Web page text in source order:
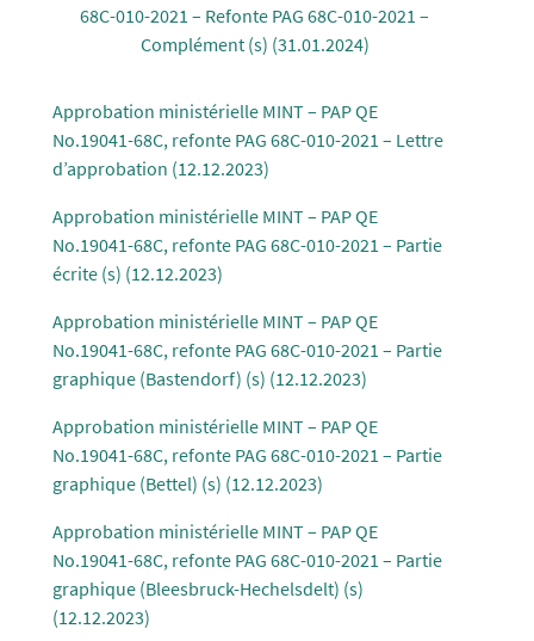
68C-010-2021 – Refonte PAG 68C-010-2021 –
Complément (s) (31.01.2024)
Approbation ministérielle MINT – PAP QE
No.19041-68C, refonte PAG 68C-010-2021 – Lettre
d’approbation (12.12.2023)
Approbation ministérielle MINT – PAP QE
No.19041-68C, refonte PAG 68C-010-2021 – Partie
écrite (s) (12.12.2023)
Approbation ministérielle MINT – PAP QE
No.19041-68C, refonte PAG 68C-010-2021 – Partie
graphique (Bastendorf) (s) (12.12.2023)
Approbation ministérielle MINT – PAP QE
No.19041-68C, refonte PAG 68C-010-2021 – Partie
graphique (Bettel) (s) (12.12.2023)
Approbation ministérielle MINT – PAP QE
No.19041-68C, refonte PAG 68C-010-2021 – Partie
graphique (Bleesbruck-Hechelsdelt) (s)
(12.12.2023)